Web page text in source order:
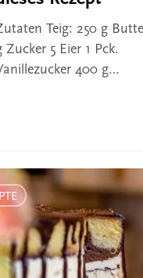
Teig: 250 g
Zucker 5 Eier 1 Pck.
400 g…